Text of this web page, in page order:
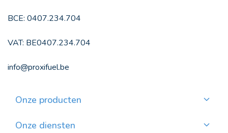
BCE: 0407.234.704
VAT: BE0407.234.704
info@proxifuel.be
Onze producten
Kwalitatievepellets bestellen
Onze diensten